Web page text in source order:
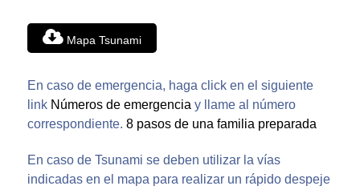
Mapa Tsunami
En caso de emergencia, haga click en el siguiente
link Números de emergencia y llame al número
correspondiente. 8 pasos de una familia preparada
En caso de Tsunami se deben utilizar la vías
indicadas en el mapa para realizar un rápido despeje